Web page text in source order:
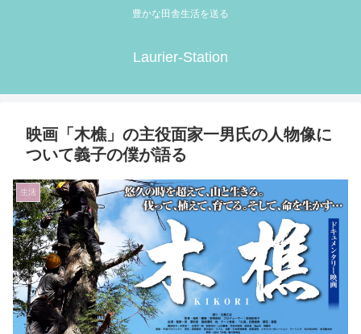
豊かな田舎生活を送る
Laurier-Station
映画「木樵」の主役面家一男氏の人物像に
ついて義子の僕が語る
生活